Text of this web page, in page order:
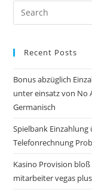
Recent Posts
Bonus abzüglich
unter einsatz von No
Germanisch
Spielbank
Telefonrechnung
Kasino Provision
mitarbeiter vegas